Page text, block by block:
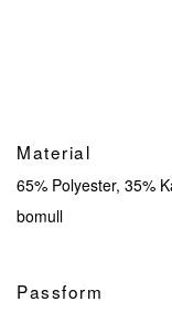
Material
65% Polyester, 35%
bomull
Passform